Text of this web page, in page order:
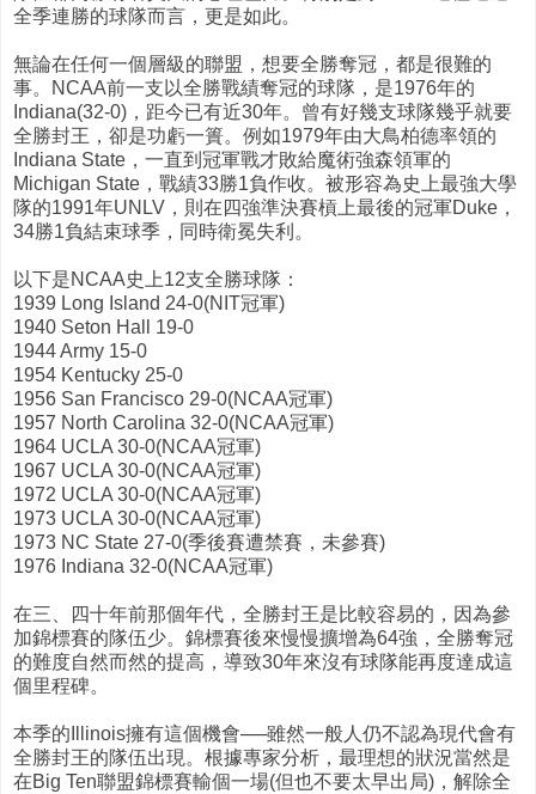
全季連勝的球隊而言，更是如此。
無論在任何一個層級的聯盟，想要全勝奪冠，都是很難的
事。NCAA前一支以全勝戰績奪冠的球隊，是1976年的
Indiana(32-0)，距今已有近30年。曾有好幾支球隊幾乎就要
全勝封王，卻是功虧一簣。例如1979年由大鳥柏德率領的
Indiana State，一直到冠軍戰才敗給魔術強森領軍的
Michigan State，戰績33勝1負作收。被形容為史上最強大學
隊的1991年UNLV，則在四強準決賽槓上最後的冠軍Duke，
34勝1負結束球季，同時衛冕失利。
以下是NCAA史上12支全勝球隊：
1939 Long Island 24-0(NIT冠軍)
1940 Seton Hall 19-0
1944 Army 15-0
1954 Kentucky 25-0
1956 San Francisco 29-0(NCAA冠軍)
1957 North Carolina 32-0(NCAA冠軍)
1964 UCLA 30-0(NCAA冠軍)
1967 UCLA 30-0(NCAA冠軍)
1972 UCLA 30-0(NCAA冠軍)
1973 UCLA 30-0(NCAA冠軍)
1973 NC State 27-0(季後賽遭禁賽，未參賽)
1976 Indiana 32-0(NCAA冠軍)
在三、四十年前那個年代，全勝封王是比較容易的，因為參
加錦標賽的隊伍少。錦標賽後來慢慢擴增為64強，全勝奪冠
的難度自然而然的提高，導致30年來沒有球隊能再度達成這
個里程碑。
本季的Illinois擁有這個機會──雖然一般人仍不認為現代會有
全勝封王的隊伍出現。根據專家分析，最理想的狀況當然是
在Big Ten聯盟錦標賽輸個一場(但也不要太早出局)，解除全